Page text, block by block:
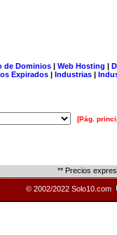
de Dominios| Web Hosting |
Expirados | Industrias |
[Pág.
** Precios
© 2002/2022 Solo10.com